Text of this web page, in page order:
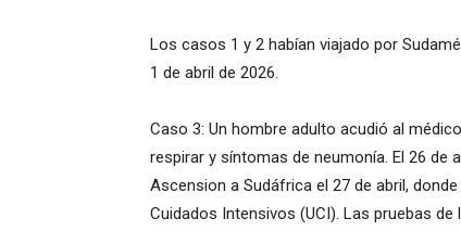
Los casos 1 y 2 habían viajado por
1 de abril de 2026.
Caso 3: Un hombre adulto acudió al
respirar y síntomas de neumonía. El 26 de
Ascension a Sudáfrica el 27 de abril,
Cuidados Intensivos (UCI). Las pruebas